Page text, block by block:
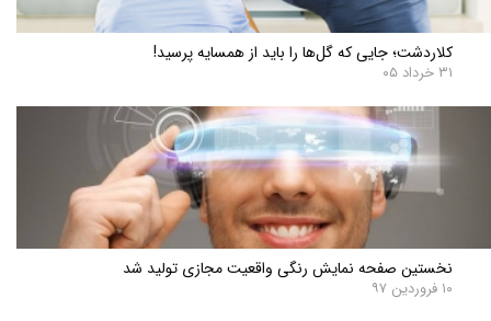
کلاردشت؛ جایی که گل‌ها را باید از همسایه پرسید!
۳۱ خرداد ۰۵
نخستین صفحه نمایش رنگی واقعیت مجازی تولید شد
۱۰ فروردین ۹۷